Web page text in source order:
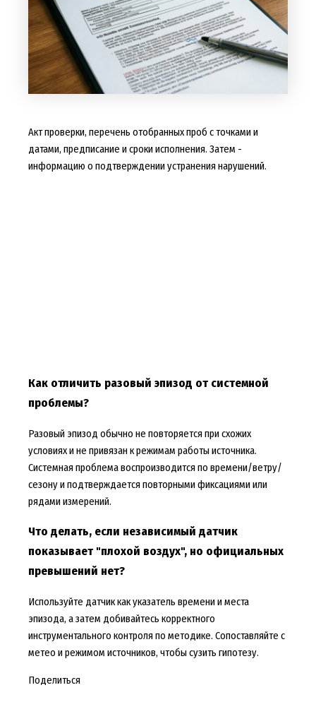
Акт проверки, перечень отобранных проб с точками и
датами, предписание и сроки исполнения. Затем -
информацию о подтверждении устранения нарушений.
Как отличить разовый эпизод от системной
проблемы?
Разовый эпизод обычно не повторяется при схожих
условиях и не привязан к режимам работы источника.
Системная проблема воспроизводится по времени/ветру/
сезону и подтверждается повторными фиксациями или
рядами измерений.
Что делать, если независимый датчик
показывает "плохой воздух", но официальных
превышений нет?
Используйте датчик как указатель времени и места
эпизода, а затем добивайтесь корректного
инструментального контроля по методике. Сопоставляйте с
метео и режимом источников, чтобы сузить гипотезу.
Поделиться